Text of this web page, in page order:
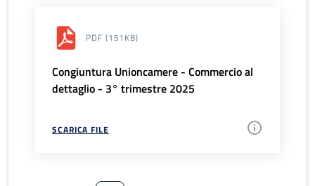
PDF (151KB)
Congiuntura Unioncamere - Commercio al
dettaglio - 3° trimestre 2025
SCARICA FILE